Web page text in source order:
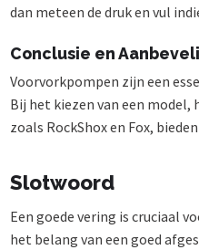
dan meteen de druk en vul
Conclusie en
Voorvorkpompen zijn een
Bij het kiezen van een
zoals RockShox en Fox,
Slotwoord
Een goede vering is cruciaal
het belang van een goed